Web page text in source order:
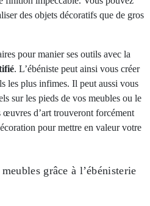
des objets décoratifs que de gros
pour manier ses outils avec la
. L’ébéniste peut ainsi vous créer
les plus infimes. Il peut aussi vous
sur les pieds de vos meubles ou le
œuvres d’art trouveront forcément
pour mettre en valeur votre
grâce à l’ébénisterie